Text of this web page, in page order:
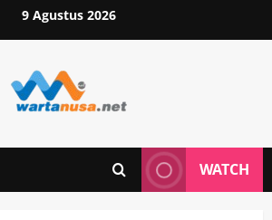
9 Agustus 2026
WATCH